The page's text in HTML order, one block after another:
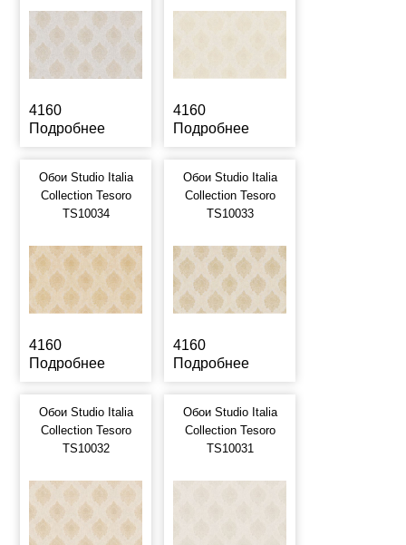
4160
Подробнее
4160
Подробнее
Обои Studio Italia
Collection Tesoro
TS10034
4160
Подробнее
Обои Studio Italia
Collection Tesoro
TS10033
4160
Подробнее
Обои Studio Italia
Collection Tesoro
TS10032
Обои Studio Italia
Collection Tesoro
TS10031